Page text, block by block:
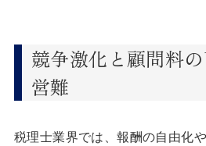
競争激化と顧問料
営難
税理士業界では、報酬の自由化